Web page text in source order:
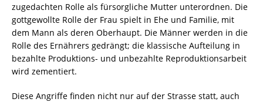
zugedachten Rolle als fürsorgliche Mutter unterordnen. Die
gottgewollte Rolle der Frau spielt in Ehe und Familie, mit
dem Mann als deren Oberhaupt. Die Männer werden in die
Rolle des Ernährers gedrängt; die klassische Aufteilung in
bezahlte Produktions- und unbezahlte Reproduktionsarbeit
wird zementiert.
Diese Angriffe finden nicht nur auf der Strasse statt, auch